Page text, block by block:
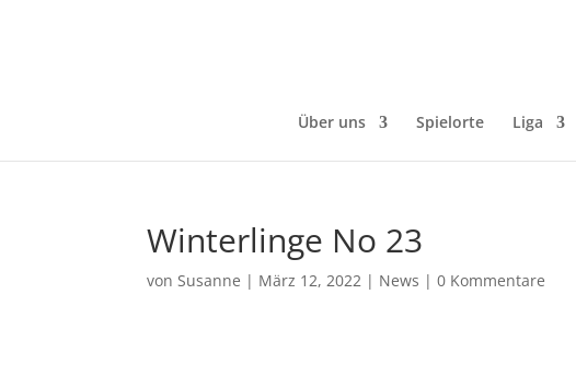
Über uns Spielorte Liga
Winterlinge No 23
vonSusanne | März 12, 2022 | News |0 Kommentare